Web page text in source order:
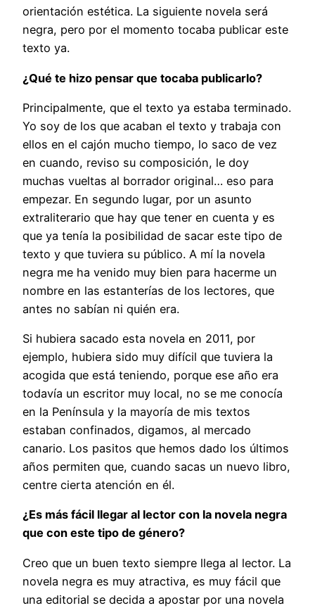
orientación estética. La siguiente novela será
negra, pero por el momento tocaba publicar este
texto ya.
¿Qué te hizo pensar que tocaba publicarlo?
Principalmente, que el texto ya estaba terminado.
Yo soy de los que acaban el texto y trabaja con
ellos en el cajón mucho tiempo, lo saco de vez
en cuando, reviso su composición, le doy
muchas vueltas al borrador original… eso para
empezar. En segundo lugar, por un asunto
extraliterario que hay que tener en cuenta y es
que ya tenía la posibilidad de sacar este tipo de
texto y que tuviera su público. A mí la novela
negra me ha venido muy bien para hacerme un
nombre en las estanterías de los lectores, que
antes no sabían ni quién era.
Si hubiera sacado esta novela en 2011, por
ejemplo, hubiera sido muy difícil que tuviera la
acogida que está teniendo, porque ese año era
todavía un escritor muy local, no se me conocía
en la Península y la mayoría de mis textos
estaban confinados, digamos, al mercado
canario. Los pasitos que hemos dado los últimos
años permiten que, cuando sacas un nuevo libro,
centre cierta atención en él.
¿Es más fácil llegar al lector con la novela negra
que con este tipo de género?
Creo que un buen texto siempre llega al lector. La
novela negra es muy atractiva, es muy fácil que
una editorial se decida a apostar por una novela